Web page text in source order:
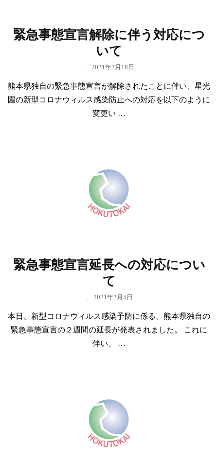
緊急事態宣言解除に伴う対応につ
いて
2021年2月18日
熊本県独自の緊急事態宣言が解除されたことに伴い、星光
園の新型コロナウィルス感染防止への対応を以下のように
変更い …
緊急事態宣言延長への対応につい
て
2021年2月5日
本日、新型コロナウィルス感染予防に係る、熊本県独自の
緊急事態宣言の２週間の延長が発表されました。 これに
伴い、 …